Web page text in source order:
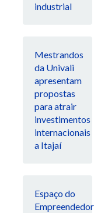
industrial
Mestrandos
da Univali
apresentam
propostas
para atrair
investimentos
internacionais
a Itajaí
Espaço do
Empreendedor